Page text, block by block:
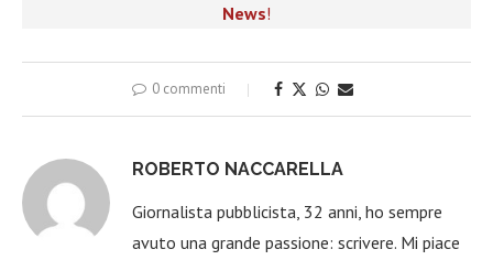
News!
0 commenti
ROBERTO NACCARELLA
Giornalista pubblicista, 32 anni, ho sempre
avuto una grande passione: scrivere. Mi piace